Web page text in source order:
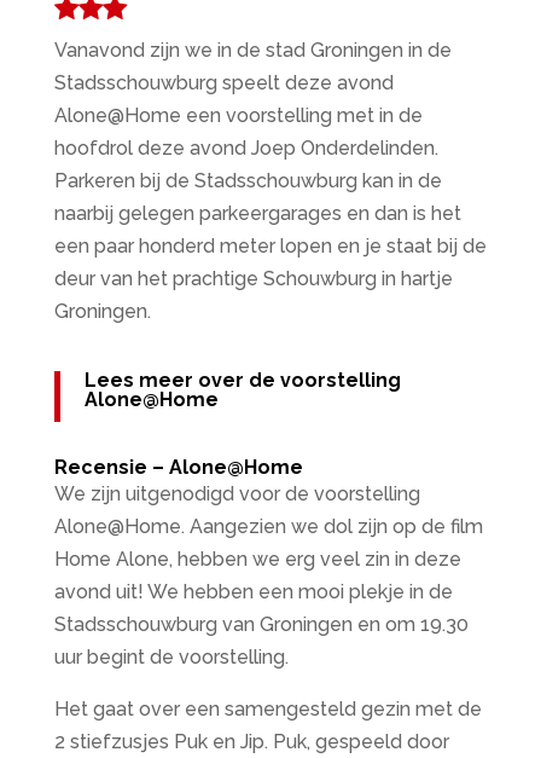
Vanavond zijn we in de stad Groningen in de
Stadsschouwburg speelt deze avond
Alone@Home een voorstelling met in de
hoofdrol deze avond Joep Onderdelinden.
Parkeren bij de Stadsschouwburg kan in de
naarbij gelegen parkeergarages en dan is het
een paar honderd meter lopen en je staat bij de
deur van het prachtige Schouwburg in hartje
Groningen.
Lees meer over de voorstelling
Alone@Home
Recensie – Alone@Home
We zijn uitgenodigd voor de voorstelling
Alone@Home. Aangezien we dol zijn op de film
Home Alone, hebben we erg veel zin in deze
avond uit! We hebben een mooi plekje in de
Stadsschouwburg van Groningen en om 19.30
uur begint de voorstelling.
Het gaat over een samengesteld gezin met de
2 stiefzusjes Puk en Jip. Puk, gespeeld door